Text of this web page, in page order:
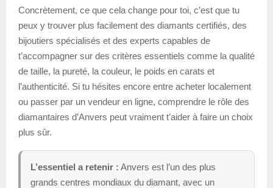
Concrètement, ce que cela change pour toi, c’est que tu
peux y trouver plus facilement des diamants certifiés, des
bijoutiers spécialisés et des experts capables de
t’accompagner sur des critères essentiels comme la qualité
de taille, la pureté, la couleur, le poids en carats et
l’authenticité. Si tu hésites encore entre acheter localement
ou passer par un vendeur en ligne, comprendre le rôle des
diamantaires d’Anvers peut vraiment t’aider à faire un choix
plus sûr.
L’essentiel a retenir : Anvers est l’un des plus
grands centres mondiaux du diamant, avec un